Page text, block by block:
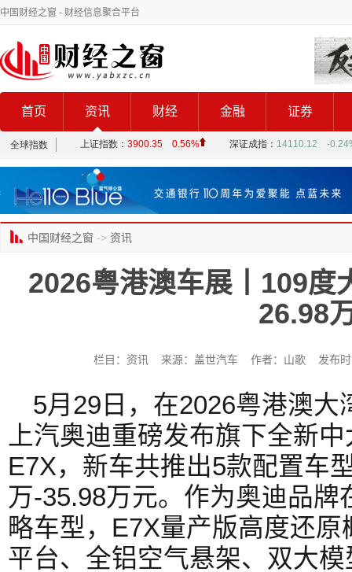
中国财经之窗 - 财经信息聚合平台
首页 资讯 财经 金融 证券
中国财经之窗 -> 资讯
2026粤港澳车展丨109度
26.98
栏目：资讯 来源：盖世汽车 作者：山歌 发布
5月29日，在2026粤港澳
上汽奥迪重磅发布旗下全新
E7X，新车共推出5款配置车
万-35.98万元。作为奥迪品
略车型，E7X量产版高度还
平台、全铝空气悬架、双大